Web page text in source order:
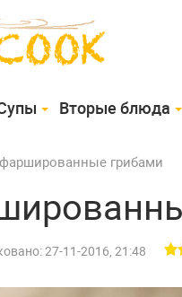
Вторые блюда
грибами
27-11-2016, 21:48